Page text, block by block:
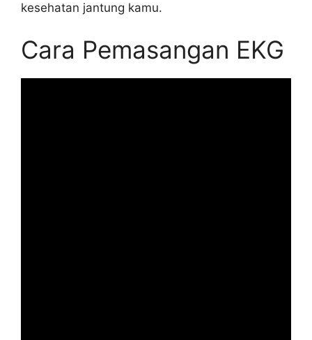
kesehatan jantung kamu.
Cara Pemasangan EKG